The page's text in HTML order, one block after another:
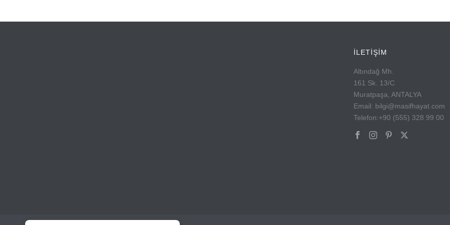
İLETİŞİM
Altındağ Mh.
161 Sk. 13/C
Muratpaşa, ANTALYA
Email: bilgi@masifhayat.com
Telefon:+90 (555) 328 99 00